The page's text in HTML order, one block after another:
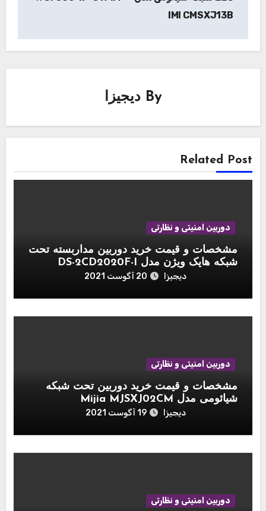
IMI CMSXJ13B
By دیجیزا
Related Post
دوربین امنیتی و نظارتی
مشخصات و قیمت خرید دوربین مداربسته تحت
شبکه هایک ویژن مدل DS-2CD2020F-I
دیجیزا 20 آگوست 2021
دوربین امنیتی و نظارتی
مشخصات و قیمت خرید دوربین تحت شبکه
شیائومی مدل Mijia MJSXJ02CM
دیجیزا 19 آگوست 2021
دوربین امنیتی و نظارتی